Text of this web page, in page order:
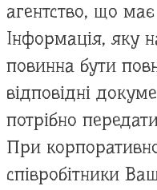
агентство, що
Інформація, яку
повинна бути
відповідні
потрібно
При
співробітники